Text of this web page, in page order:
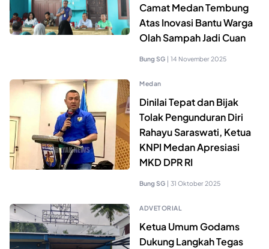
Camat Medan Tembung
Atas Inovasi Bantu Warga
Olah Sampah Jadi Cuan
Bung SG | 14 November 2025
Medan
Dinilai Tepat dan Bijak
Tolak Pengunduran Diri
Rahayu Saraswati, Ketua
KNPI Medan Apresiasi
MKD DPR RI
Bung SG | 31 Oktober 2025
ADVETORIAL
Ketua Umum Godams
Dukung Langkah Tegas